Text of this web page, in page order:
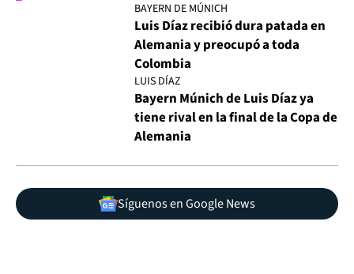
BAYERN DE MÚNICH
Luis Díaz recibió dura patada en
Alemania y preocupó a toda
Colombia
LUIS DÍAZ
Bayern Múnich de Luis Díaz ya
tiene rival en la final de la Copa de
Alemania
Síguenos en Google News